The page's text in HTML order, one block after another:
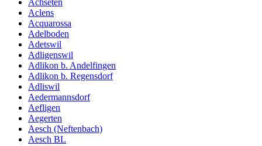
Aclens
Acquarossa
Adelboden
Adetswil
Adligenswil
Adlikon b. Andelfingen
Adlikon b. Regensdorf
Adliswil
Aedermannsdorf
Aefligen
Aegerten
Aesch (Neftenbach)
Aesch BL